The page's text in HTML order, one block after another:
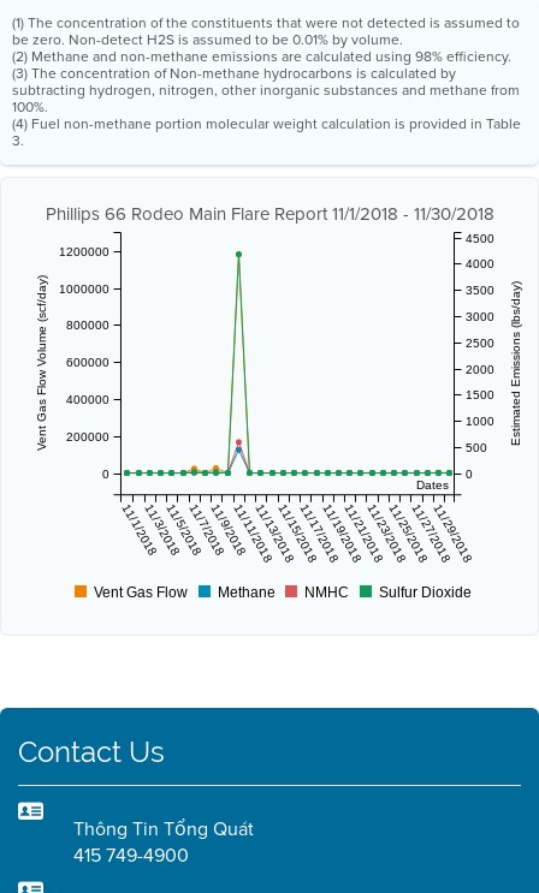
(1) The concentration of the constituents that were not detected is assumed to
be zero. Non-detect H2S is assumed to be 0.01% by volume.
(2) Methane and non-methane emissions are calculated using 98% efficiency.
(3) The concentration of Non-methane hydrocarbons is calculated by
subtracting hydrogen, nitrogen, other inorganic substances and methane from
100%.
(4) Fuel non-methane portion molecular weight calculation is provided in Table
3.
Phillips 66 Rodeo Main Flare Report 11/1/2018 - 11/30/2018
Dates
11/1/201811/3/201811/5/201811/7/201811/9/201811/11/201811/13/201811/15/201811/17/201811/19/201811/21/201811/23/201811/25/201811/27/2018
11/29/2018
Vent Gas Flow Volume (scf/day)
0
200000
400000
600000
800000
1000000
1200000
Estimated Emissions (lbs/day)
0
500
1000
1500
2000
2500
3000
3500
4000
4500
Vent Gas Flow Methane NMHC Sulfur Dioxide
Contact Us
Thông Tin Tổng Quát
415 749-4900